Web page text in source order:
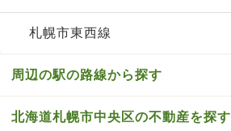
札幌市東西線
周辺の駅の路線から探す
北海道札幌市中央区の不動産を探す